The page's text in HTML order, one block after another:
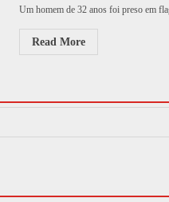
Um homem de 32 anos foi preso em
Read More